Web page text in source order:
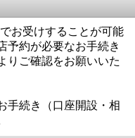
お受けすることが可能
予約が必要なお手続き
りご確認をお願いいた
続き（口座開設・相